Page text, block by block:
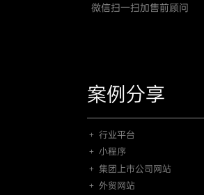
微信扫一扫加售前顾问
案例分享
＋ 行业平台
＋ 小程序
＋ 集团上市公司网站
＋ 外贸网站